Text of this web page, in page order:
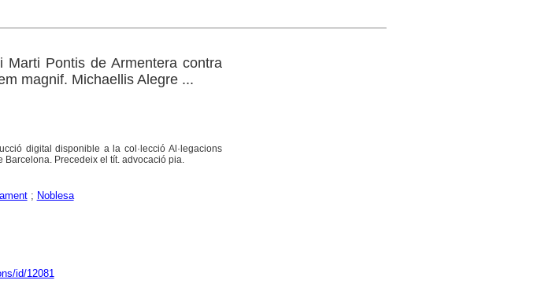
Pontis de Armentera contra
magnif. Michaellis Alegre ...
digital disponible a la col·lecció Al·legacions
Precedeix el tít. advocació pia.
; Noblesa
id/12081